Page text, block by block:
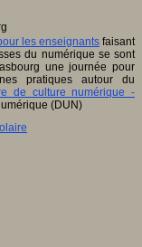
les enseignants faisant
du numérique se sont
une journée pour
pratiques autour du
de culture numérique -
(DUN)